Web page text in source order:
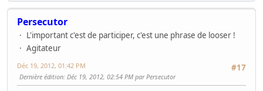
Persecutor
L'important c'est de participer, c'est une phrase de looser !
Agitateur
#17
Déc 19, 2012, 01:42 PM
Dernière édition: Déc 19, 2012, 02:54 PM par Persecutor